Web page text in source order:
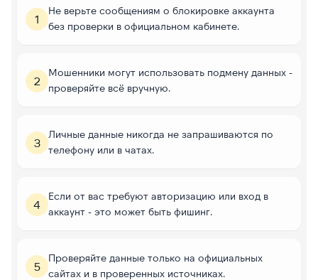
1
Не верьте сообщениям о блокировке аккаунта
без проверки в официальном кабинете.
2
Мошенники могут использовать подмену данных -
проверяйте всё вручную.
3
Личные данные никогда не запрашиваются по
телефону или в чатах.
4
Если от вас требуют авторизацию или вход в
аккаунт - это может быть фишинг.
5
Проверяйте данные только на официальных
сайтах и в проверенных источниках.